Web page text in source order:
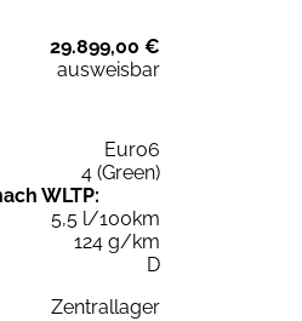
29.899,00 €
ausweisbar
Euro6
4 (Green)
WLTP:
5,5 l/100km
124 g/km
D
Zentrallager